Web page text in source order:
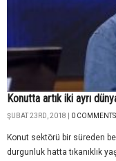
Konutta artık iki ayrı
ŞUBAT 23RD, 2018 | 0 COMMENTS
Konut sektörü bir süreden
durgunluk hatta tıkanıklık